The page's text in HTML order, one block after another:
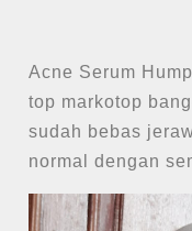
Acne Serum
top markotop
sudah bebas
normal dengan